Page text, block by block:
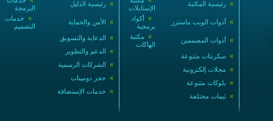
البرمجة
» رئيسية الدليل
» خدمات
التصميم
» الأمن والحماية
» الدعاية والتسويق
» الدعم والتطوير
» الشركات الرسمية
» حجز دومينات
» خدمات الإستضافة
الإستايلات
» رئيسية المكتبة
» أكواد
برمجية
» أدوات الويب ماسترز
» مكتبة
الهاكات
» أدوات المصممين
» سكربتات متنوعة
» مجلات إلكترونية
» بلوكات متنوعة
» ثيمات مختلفة